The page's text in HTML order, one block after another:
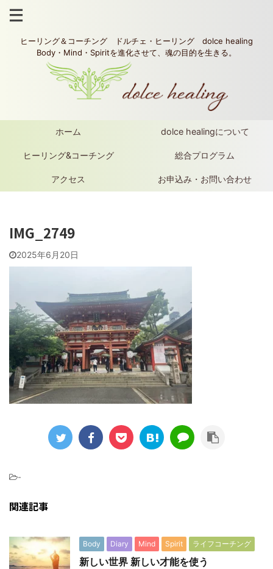
ヒーリング＆コーチング ドルチェ・ヒーリング dolce healing
Body・Mind・Spiritを進化させて、魂の目的を生きる。
ホーム dolce healingについて
ヒーリング&コーチング 総合プログラム
アクセス お申込み・お問い合わせ
IMG_2749
2025年6月20日
-
関連記事
Body Diary Mind Spirit ライフコーチング
新しい世界 新しい才能を使う